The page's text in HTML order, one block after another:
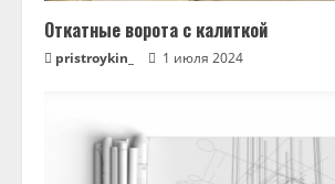
Откатные ворота с калиткой
pristroykin_ 1 июля 2024